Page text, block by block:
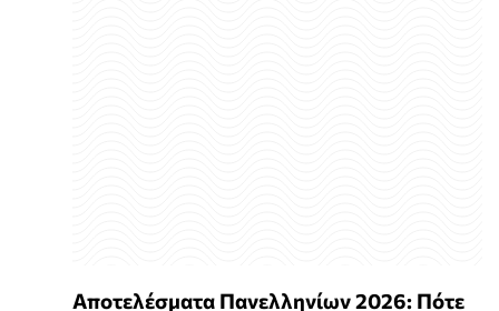
Αποτελέσματα Πανελληνίων 2026: Πότε